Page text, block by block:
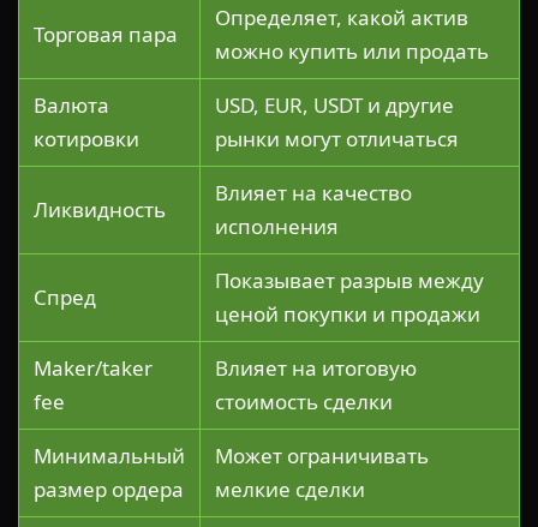
Торговая пара
Определяет, какой актив
можно купить или продать
Валюта
котировки
USD, EUR, USDT и другие
рынки могут отличаться
Ликвидность
Влияет на качество
исполнения
Спред
Показывает разрыв между
ценой покупки и продажи
Maker/taker
fee
Влияет на итоговую
стоимость сделки
Минимальный
размер ордера
Может ограничивать
мелкие сделки